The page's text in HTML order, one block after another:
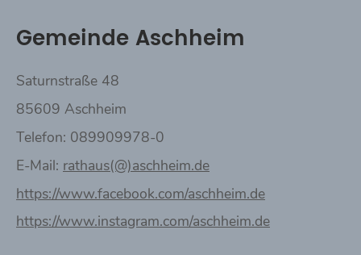
Gemeinde Aschheim
Saturnstraße 48
85609 Aschheim
Telefon: 089909978-0
E-Mail: rathaus(@)aschheim.de
https://www.facebook.com/aschheim.de
https://www.instagram.com/aschheim.de